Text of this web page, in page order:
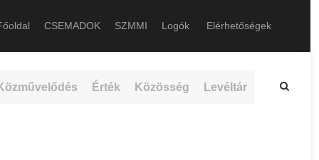
CSEMADOK SZMMI Logók Elérhetőségek
Érték Közösség Levéltár